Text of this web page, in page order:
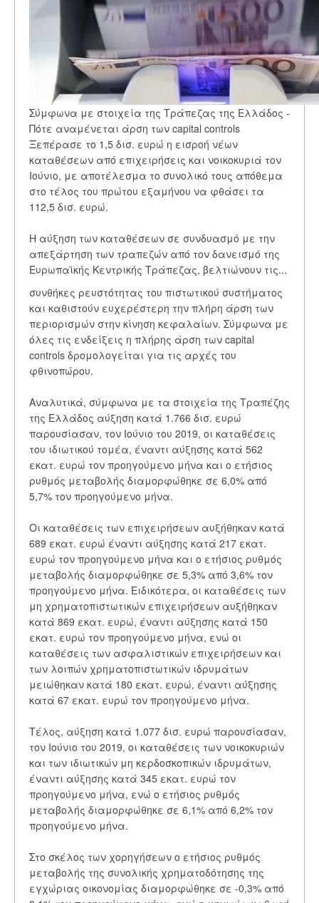
Σύμφωνα με στοιχεία της Τράπεζας της Ελλάδος -
Πότε αναμένεται άρση των capital controls
Ξεπέρασε το 1,5 δισ. ευρώ η εισροή νέων
καταθέσεων από επιχειρήσεις και νοικοκυριά τον
Ιούνιο, με αποτέλεσμα το συνολικό τους απόθεμα
στο τέλος του πρώτου εξαμήνου να φθάσει τα
112,5 δισ. ευρώ.
Η αύξηση των καταθέσεων σε συνδυασμό με την
απεξάρτηση των τραπεζών από τον δανεισμό της
Ευρωπαϊκής Κεντρικής Τράπεζας, βελτιώνουν τις...
συνθήκες ρευστότητας του πιστωτικού συστήματος
και καθιστούν ευχερέστερη την πλήρη άρση των
περιορισμών στην κίνηση κεφαλαίων. Σύμφωνα με
όλες τις ενδείξεις η πλήρης άρση των capital
controls δρομολογείται για τις αρχές του
φθινοπώρου.
Αναλυτικά, σύμφωνα με τα στοιχεία της Τραπέζης
της Ελλάδος αύξηση κατά 1.766 δισ. ευρώ
παρουσίασαν, τον Ιούνιο του 2019, οι καταθέσεις
του ιδιωτικού τομέα, έναντι αύξησης κατά 562
εκατ. ευρώ τον προηγούμενο μήνα και ο ετήσιος
ρυθμός μεταβολής διαμορφώθηκε σε 6,0% από
5,7% τον προηγούμενο μήνα.
Οι καταθέσεις των επιχειρήσεων αυξήθηκαν κατά
689 εκατ. ευρώ έναντι αύξησης κατά 217 εκατ.
ευρώ τον προηγούμενο μήνα και ο ετήσιος ρυθμός
μεταβολής διαμορφώθηκε σε 5,3% από 3,6% τον
προηγούμενο μήνα. Ειδικότερα, οι καταθέσεις των
μη χρηματοπιστωτικών επιχειρήσεων αυξήθηκαν
κατά 869 εκατ. ευρώ, έναντι αύξησης κατά 150
εκατ. ευρώ τον προηγούμενο μήνα, ενώ οι
καταθέσεις των ασφαλιστικών επιχειρήσεων και
των λοιπών χρηματοπιστωτικών ιδρυμάτων
μειώθηκαν κατά 180 εκατ. ευρώ, έναντι αύξησης
κατά 67 εκατ. ευρώ τον προηγούμενο μήνα.
Τέλος, αύξηση κατά 1.077 δισ. ευρώ παρουσίασαν,
τον Ιούνιο του 2019, οι καταθέσεις των νοικοκυριών
και των ιδιωτικών μη κερδοσκοπικών ιδρυμάτων,
έναντι αύξησης κατά 345 εκατ. ευρώ τον
προηγούμενο μήνα, ενώ ο ετήσιος ρυθμός
μεταβολής διαμορφώθηκε σε 6,1% από 6,2% τον
προηγούμενο μήνα.
Στο σκέλος των χορηγήσεων ο ετήσιος ρυθμός
μεταβολής της συνολικής χρηματοδότησης της
εγχώριας οικονομίας διαμορφώθηκε σε -0,3% από